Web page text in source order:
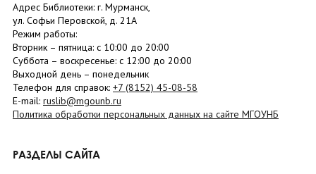
Адрес Библиотеки: г. Мурманск,
ул. Софьи Перовской, д. 21А
Режим работы:
Вторник – пятница: с 10:00 до 20:00
Суббота – воскресенье: c 12:00 до 20:00
Выходной день – понедельник
Телефон для справок: +7 (8152) 45-08-58
E-mail: ruslib@mgounb.ru
Политика обработки персональных данных на сайте МГОУНБ
РАЗДЕЛЫ САЙТА